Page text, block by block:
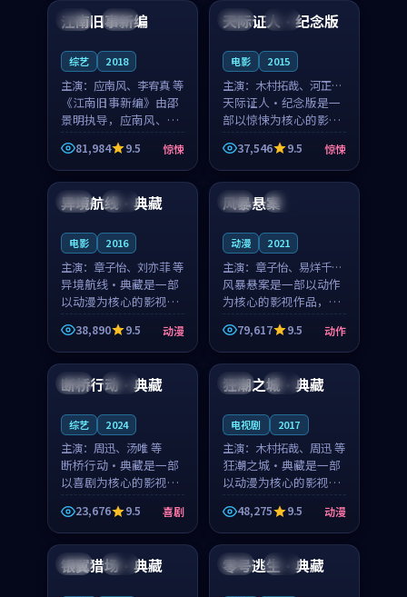
合作演出，影片在情感
层次与现实质感之间
纠葛，爱情元素贯穿始
终，节奏稳健而富有张
日本 院线
江南旧事新编
综艺 2018
主演： 应南风、李宥真 等
《江南旧事新编》由邵
景明执导，应南风、李
宥真领衔主演，是一部
2018年上映的日本惊悚
综艺。影片以邻里温情
遇到告别都浸着真实
81,984 9.5 惊悚
日本 高分
天际证人·纪念版
电影 2015
主演： 木村拓哉、河正宇
等
天际证人·纪念版是一
部以惊悚为核心的影视
作品，围绕危机、反转
与人物成长展开，整体
节奏紧凑，值得推荐观
37,546 9.5 惊悚
韩国 独播
异境航线·典藏
电影 2016
主演： 章子怡、刘亦菲 等
异境航线·典藏是一部
以动漫为核心的影视作
品，围绕危机、反转与
人物成长展开，整体节
奏紧凑，值得推荐观
38,890 9.5 动漫
泰国 院线
风暴悬案
动漫 2021
主演： 章子怡、易烊千玺
等
风暴悬案是一部以动作
为核心的影视作品，围
绕危机、反转与人物成
长展开，整体节奏紧
凑，值得推荐观看。
79,617 9.5 动作
中国 热播
断桥行动·典藏
综艺 2024
主演： 周迅、汤唯 等
断桥行动·典藏是一部
以喜剧为核心的影视作
品，围绕危机、反转与
人物成长展开，整体节
奏紧凑，值得推荐观
看。
23,676 9.5 喜剧
美国 完结
狂潮之城·典藏
电视剧 2017
主演： 木村拓哉、周迅 等
狂潮之城·典藏是一部
以动漫为核心的影视作
品，围绕危机、反转与
人物成长展开，整体节
奏紧凑，值得推荐观
看。
48,275 9.5 动漫
中国 高分
银翼猎场·典藏 美国 院线
零号逃生·典藏